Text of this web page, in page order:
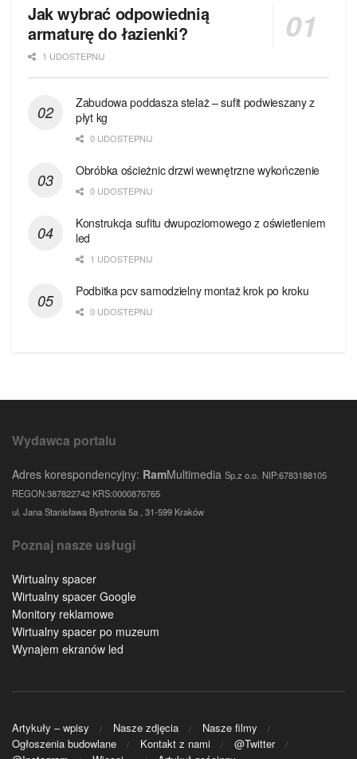
Jak wybrać odpowiednią
armaturę do łazienki?
1 UDOSTEPNIJ
Zabudowa poddasza stelaż – sufit podwieszany z
płyt kg
0 UDOSTEPNIJ
Obróbka ościeżnic drzwi wewnętrzne wykończenie
0 UDOSTEPNIJ
Konstrukcja sufitu dwupoziomowego z oświetleniem
led
1 UDOSTEPNIJ
Podbitka pcv samodzielny montaż krok po kroku
0 UDOSTEPNIJ
Wydawca portalu
Adres korespondencyjny: RamMultimedia Sp.z o.o. NIP:6783188105
REGON:387822742 KRS:0000876765
ul. Jana Stanisława Bystronia 5a , 31-599 Kraków
Poznaj nasze usługi
Wirtualny spacer
Wirtualny spacer Google
Monitory reklamowe
Wirtualny spacer po muzeum
Wynajem ekranów led
Artykuły – wpisy Nasze zdjęcia
Nasze filmy
Ogłoszenia budowlane
Kontakt z nami
@Twitter